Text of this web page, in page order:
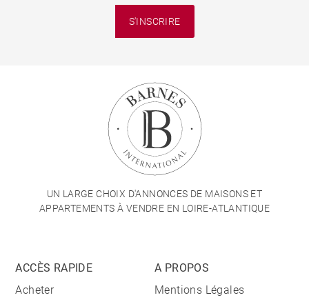
S'INSCRIRE
UN LARGE CHOIX D'ANNONCES DE MAISONS ET
APPARTEMENTS À VENDRE EN LOIRE-ATLANTIQUE
ACCÈS RAPIDE
Acheter
A PROPOS
Mentions Légales